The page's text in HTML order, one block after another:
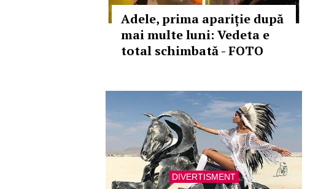
Adele, prima apariție după
mai multe luni: Vedeta e
total schimbată - FOTO
DIVERTISMENT